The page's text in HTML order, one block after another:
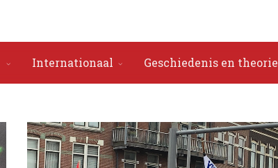
Internationaal Geschiedenis en theorie